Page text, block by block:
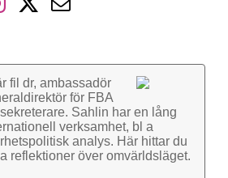
fil dr, ambassadör
för FBA
Sahlin har en lång
verk­samhet, bl a
analys. Här hittar du
reflek­tioner över omvärlds­läget.